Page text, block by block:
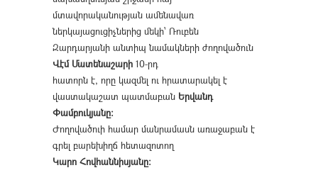
մտավորականության ամենավառ
ներկայացուցիչներից մեկի՝ Ռուբեն
Զարդարյանի անտիպ նամակների ժողովածուն
Վէմ Մատենաշարի 10-րդ
հատորն է, որը կազմել ու հրատարակել է
վաստակաշատ պատմաբան Երվանդ
Փամբուկյանը։
Ժողովածուի համար մանրամասն առաջաբան է
գրել բարեխիղճ հետազոտող
Կարո Հովհաննիսյանը։